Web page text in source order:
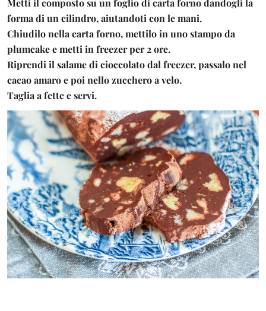
Metti il composto su un foglio di carta forno dandogli la
forma di un cilindro, aiutandoti con le mani.
Chiudilo nella carta forno, mettilo in uno stampo da
plumcake e metti in freezer per 2 ore.
Riprendi il salame di cioccolato dal freezer, passalo nel
cacao amaro e poi nello zucchero a velo.
Taglia a fette e servi.